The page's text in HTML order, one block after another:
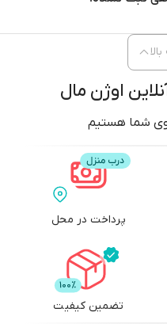
اوژن مال
شما هستیم
پرداخت در محل
تضمین کیفیت